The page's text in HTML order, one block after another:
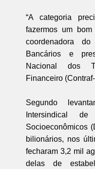
“A categoria
fazermos um bom
coordenadora
Bancários e
Nacional dos
Financeiro
Segundo
Intersindical
Socioeconômicos
bilionários, nos
fecharam 3,2 mil
delas de